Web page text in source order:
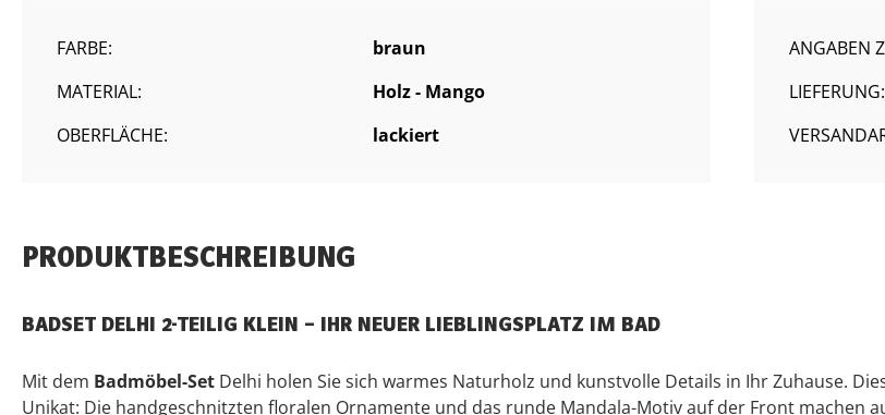
FARBE:
braun
MATERIAL:
Holz - Mango
OBERFLÄCHE:
lackiert
ANGABEN
LIEFERUNG:
PRODUKTBESCHREIBUNG
BADSET DELHI 2-TEILIG KLEIN – IHR NEUER LIEBLINGSPLATZ IM BAD
Mit dem Badmöbel-Set Delhi holen Sie sich warmes Naturholz und kunstvolle Details in Ihr Zuhause.
Unikat: Die handgeschnitzten floralen Ornamente und das runde Mandala-Motiv auf der Front machen